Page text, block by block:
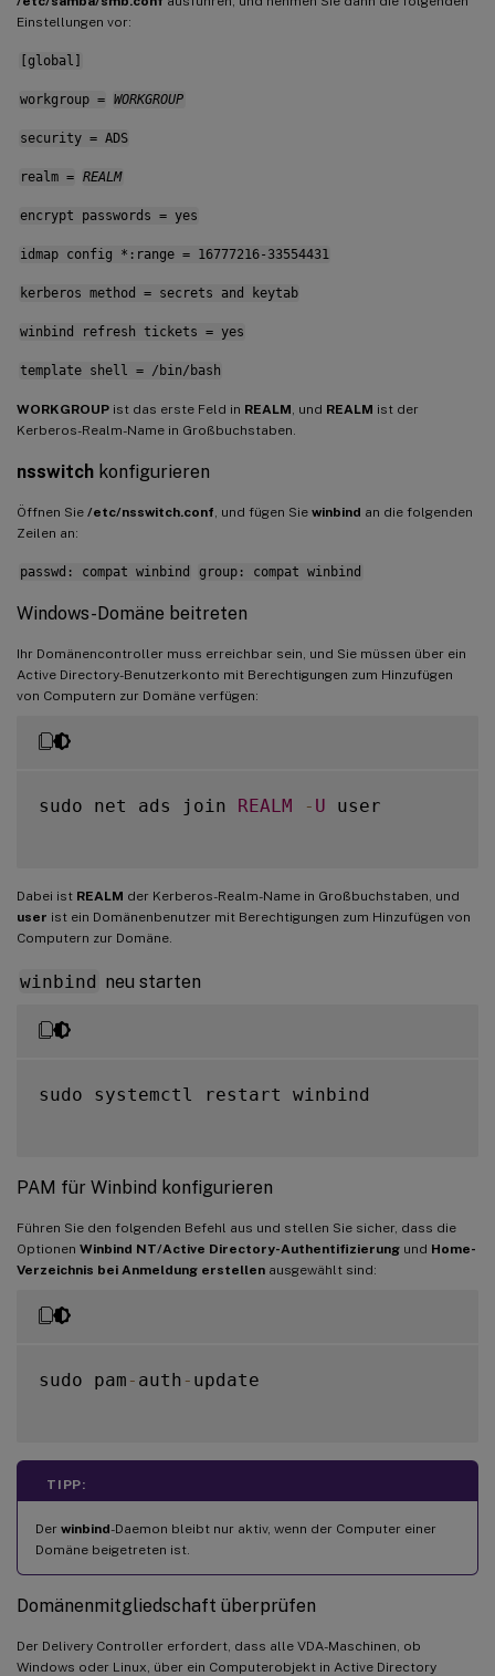
Einstellungen vor:
[global]
workgroup = WORKGROUP
security = ADS
realm = REALM
encrypt passwords = yes
idmap config *:range = 16777216-33554431
kerberos method = secrets and keytab
winbind refresh tickets = yes
template shell = /bin/bash
WORKGROUP ist das erste Feld in REALM , und REALM ist der
Kerberos-Realm-Name in Großbuchstaben.
nsswitch konfigurieren
Öffnen Sie /etc/nsswitch.conf , und fügen Sie winbind an die folgenden
Zeilen an:
passwd: compat winbind group: compat winbind
Windows-Domäne beitreten
Ihr Domänencontroller muss erreichbar sein, und Sie müssen über ein
Active Directory-Benutzerkonto mit Berechtigungen zum Hinzufügen
von Computern zur Domäne verfügen:
sudo net ads join REALM - U user
Dabei ist REALM der Kerberos-Realm-Name in Großbuchstaben, und
user ist ein Domänenbenutzer mit Berechtigungen zum Hinzufügen von
Computern zur Domäne.
winbind neu starten
sudo systemctl restart winbind
PAM für Winbind konfigurieren
Führen Sie den folgenden Befehl aus und stellen Sie sicher, dass die
Optionen Winbind NT/Active Directory-Authentifizierung und Home-
Verzeichnis bei Anmeldung erstellen ausgewählt sind:
sudo pam - auth - update
TIPP:
Der winbind-Daemon bleibt nur aktiv, wenn der Computer einer
Domäne beigetreten ist.
Domänenmitgliedschaft überprüfen
Der Delivery Controller erfordert, dass alle VDA-Maschinen, ob
Windows oder Linux, über ein Computerobjekt in Active Directory